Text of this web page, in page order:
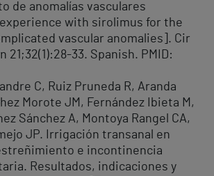
de anomalías vasculares
with sirolimus for the
vascular anomalies]. Cir
21;32(1):28-33. Spanish. PMID:
C, Ruiz Pruneda R, Aranda
Morote JM, Fernández Ibieta M,
Sánchez A, Montoya Rangel CA,
JP. Irrigación transanal en
e incontinencia
Resultados, indicaciones y